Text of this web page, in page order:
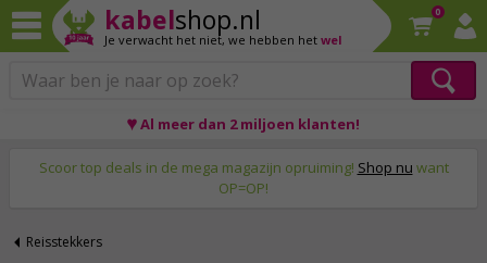
kabelshop.nl
Je verwacht het niet, we hebben het wel
0
♥ Al meer dan 2 miljoen klanten!
Scoor top deals in de mega magazijn opruiming! Shop nu want
OP=OP!
Reisstekkers